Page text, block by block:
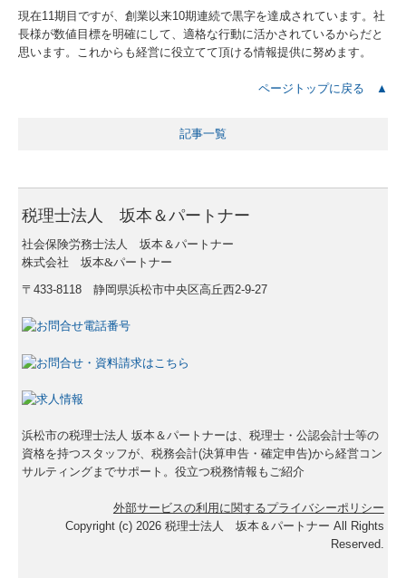
労務支援
お客様の声
最新セミナー案内
セミナー申し込み
電帳法・インボイス最新情報
インボイス解説動画
海外進出の鍵
現在11期目ですが、創業以来10期連続で黒字を達成されています。社
長様が数値目標を明確にして、適格な行動に活かされているからだと
思います。これからも経営に役立てて頂ける情報提供に努めます。
ページトップに戻る ▲
記事一覧
税理士法人 坂本＆パートナー
社会保険労務士法人 坂本＆パートナー
株式会社 坂本&パートナー
〒433-8118 静岡県浜松市中央区高丘西2-9-27
浜松市の税理士法人 坂本＆パートナーは、税理士・公認会計士等の
資格を持つスタッフが、税務会計(決算申告・確定申告)から経営コン
サルティングまでサポート。役立つ税務情報もご紹介
外部サービスの利用に関するプライバシーポリシー
Copyright (c) 2026 税理士法人 坂本＆パートナー All Rights
Reserved.